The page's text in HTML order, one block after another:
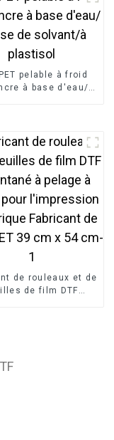
pelable à froid
à base d'eau/à
de rouleaux et de
de film DTF